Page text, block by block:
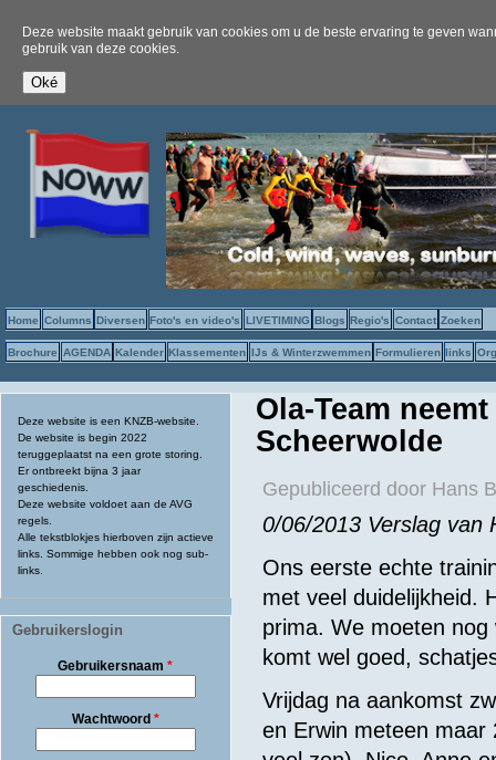
Deze website maakt gebruik van cookies om u de beste ervaring te geven
gebruik van deze cookies.
Home Columns Diversen Foto's en video's LIVETIMING Blogs Regio's Contact Zoeken
Brochure AGENDA Kalender Klassementen IJs & Winterzwemmen Formulieren links
Deze website is een KNZB-website.
De website is begin 2022
teruggeplaatst na een grote storing.
Er ontbreekt bijna 3 jaar
geschiedenis.
Deze website voldoet aan de AVG
regels.
Alle tekstblokjes hierboven zijn actieve
links. Sommige hebben ook nog sub-
links.
Gebruikerslogin
Gebruikersnaam*
Wachtwoord *
Ola-Team
Scheerwolde
Gepubliceerd door Hans
0/06/2013 Verslag van
Ons eerste echte
met veel duidelijkheid.
prima. We moeten
komt wel goed,
Vrijdag na aankomst
en Erwin meteen maar